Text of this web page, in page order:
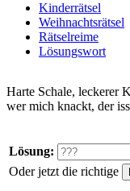
Kinderrätsel
Weihnachtsrätsel
Rätselreime
Lösungswort
Harte Schale, leckerer
wer mich knackt, der
Lösung:
Oder jetzt die richtige